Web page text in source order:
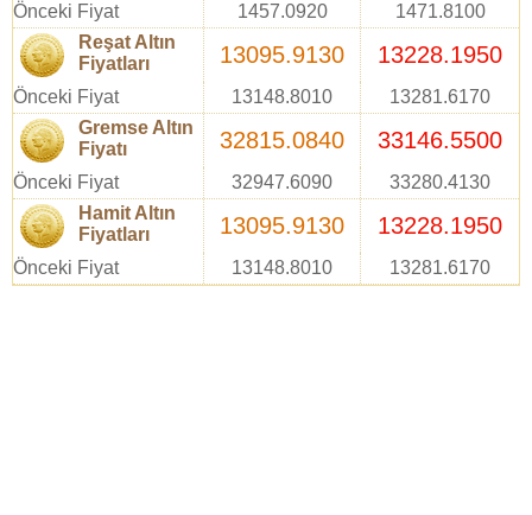
Önceki Fiyat 1457.0920
1471.8100
Reşat Altın
Fiyatları
13095.9130 13228.1950
Önceki Fiyat 13148.8010
13281.6170
Gremse Altın
Fiyatı
32815.0840 33146.5500
Önceki Fiyat 32947.6090
33280.4130
Hamit Altın
Fiyatları
13095.9130 13228.1950
Önceki Fiyat 13148.8010 13281.6170